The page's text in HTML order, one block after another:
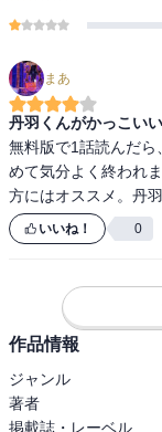
まあ
丹羽くんがかっこいい
無料版で1話読んだ
めて気分よく終われ
方にはオススメ。丹
いいね！ 0
作品情報
ジャンル
著者
掲載誌・レーベル